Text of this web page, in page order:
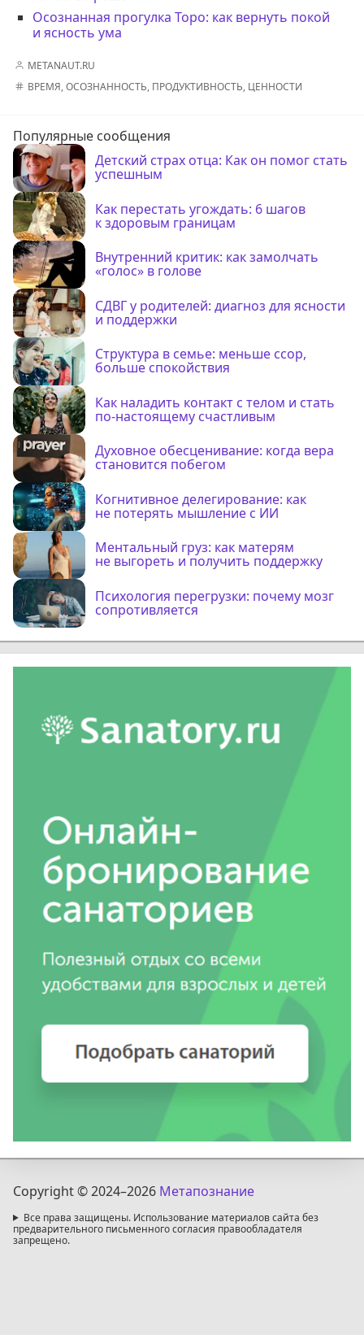
Осознанная прогулка Торо: как вернуть покой
и ясность ума
METANAUT.RU
ВРЕМЯ,ОСОЗНАННОСТЬ, ПРОДУКТИВНОСТЬ, ЦЕННОСТИ
Популярные сообщения
Детский страх отца: Как он помог стать
успешным
Как перестать угождать: 6 шагов
к здоровым границам
Внутренний критик: как замолчать
«голос» в голове
СДВГ у родителей: диагноз для ясности
и поддержки
Структура в семье: меньше ссор,
больше спокойствия
Как наладить контакт с телом и стать
по-настоящему счастливым
Духовное обесценивание: когда вера
становится побегом
Когнитивное делегирование: как
не потерять мышление с ИИ
Ментальный груз: как матерям
не выгореть и получить поддержку
Психология перегрузки: почему мозг
сопротивляется
Copyright © 2024–2026 Метапознание
Все права защищены. Использование материалов сайта без
предварительного письменного согласия правообладателя
запрещено.